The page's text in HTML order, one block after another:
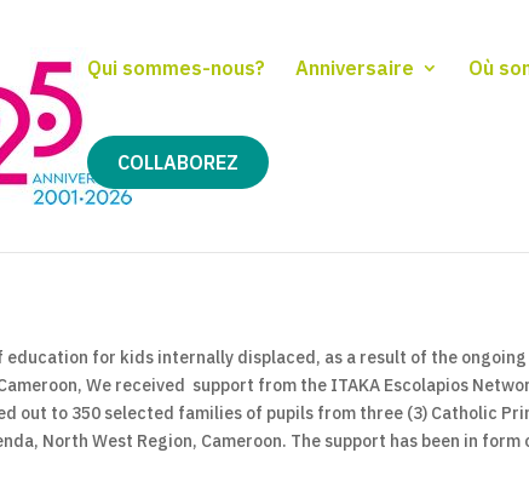
Qui sommes-nous? Anniversaire Où
COLLABOREZ
for kids internally displaced, as a result of the ongoing
We received support from the ITAKA Escolapios
out to 350 selected families of pupils from three (3) Catholic
North West Region, Cameroon. The support has been in form